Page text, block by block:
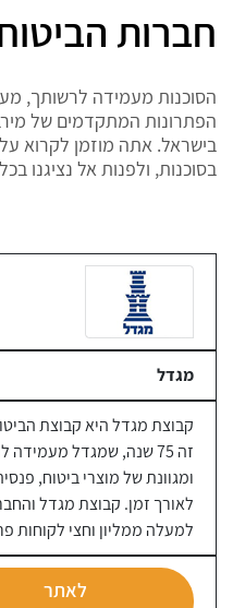
חברות
הסוכנות מעמידה לרשותך,
הפתרונות המתקדמים של
בישראל. אתה מוזמן לקרוא
בסוכנות, ולפנות אל נציגנו
מגדל
קבוצת מגדל היא קבוצת
זה 75 שנה, שמגדל
ומגוונת של מוצרי ביטוח,
לאורך זמן. קבוצת מגדל
למעלה ממליון וחצי לקוחות
לאתר